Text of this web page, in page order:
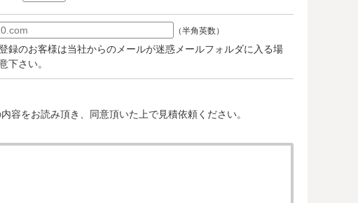
（半角英数）
録のお客様は当社からのメールが迷惑メールフォルダに入る場
下さい。
容をお読み頂き、同意頂いた上で見積依頼ください。